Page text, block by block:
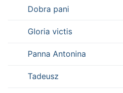
Dobra pani
Gloria victis
Panna Antonina
Tadeusz